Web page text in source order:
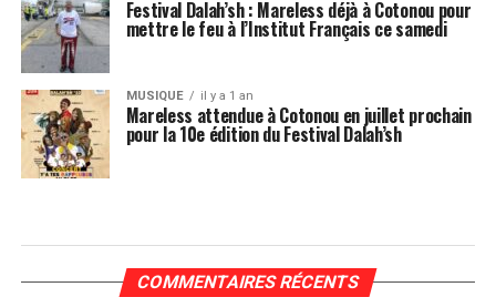
Festival Dalah’sh : Mareless déjà à Cotonou pour
mettre le feu à l’Institut Français ce samedi
MUSIQUE il y a 1 an
Mareless attendue à Cotonou en juillet prochain
pour la 10e édition du Festival Dalah’sh
COMMENTAIRES RÉCENTS